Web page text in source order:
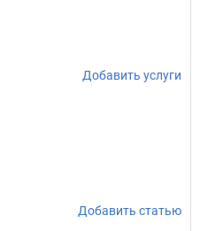
Добавить услуги
Добавить статью